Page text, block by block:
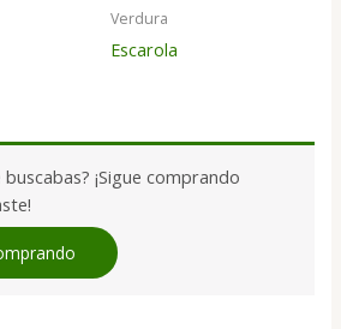
Verdura
Escarola
¡Sigue comprando